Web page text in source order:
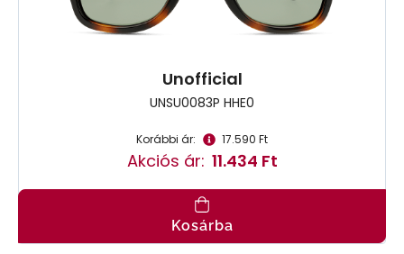
Unofficial
UNSU0083P HHE0
Korábbi ár: 17.590 Ft
Akciós ár: 11.434 Ft
Kosárba